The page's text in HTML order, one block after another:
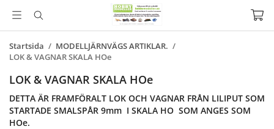
Startsida / MODELLJÄRNVÄGS ARTIKLAR. /
LOK & VAGNAR SKALA HOe
LOK & VAGNAR SKALA HOe
DETTA ÄR FRAMFÖRALT LOK OCH VAGNAR FRÅN LILIPUT SOM
STARTADE SMALSPÅR 9mm I SKALA HO SOM ANGES SOM
HOe.